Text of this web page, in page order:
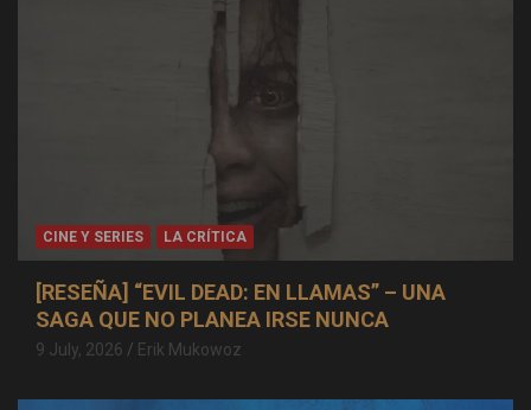
CINE Y SERIES LA CRÍTICA
[RESEÑA] “EVIL DEAD: EN LLAMAS” – UNA
SAGA QUE NO PLANEA IRSE NUNCA
9 July, 2026 Erik Mukowoz